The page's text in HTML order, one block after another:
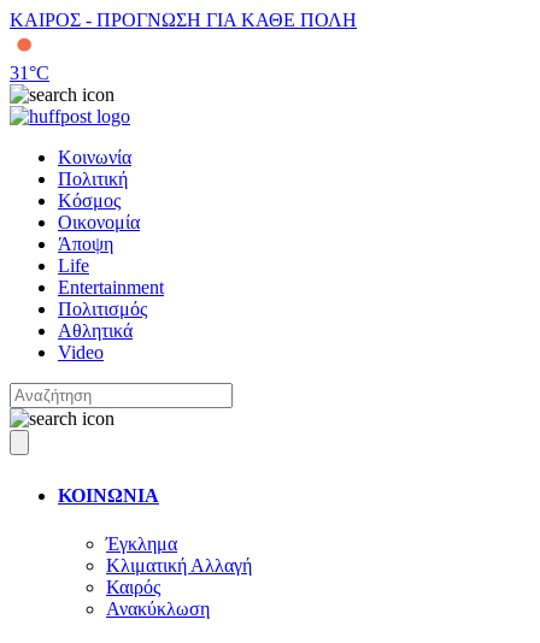
ΚΑΙΡΟΣ - ΠΡΟΓΝΩΣΗ ΓΙΑ ΚΑΘΕ ΠΟΛΗ
31°C
Κοινωνία
Πολιτική
Κόσμος
Οικονομία
Άποψη
Life
Entertainment
Πολιτισμός
Αθλητικά
Video
ΚΟΙΝΩΝΙΑ
Έγκλημα
Κλιματική Αλλαγή
Καιρός
Ανακύκλωση